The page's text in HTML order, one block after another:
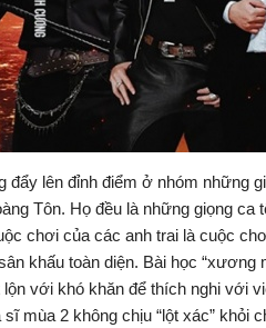
đẩy lên đỉnh điểm ở nhóm những
Tôn. Họ đều là những giọng
chơi của các anh trai là cuộc
khấu toàn diện. Bài học
với khó khăn để thích nghi với
mùa 2 không chịu “lột xác” khỏi